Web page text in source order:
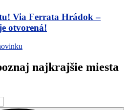
Via Ferrata Hrádok –
otvorená!
najkrajšie miesta